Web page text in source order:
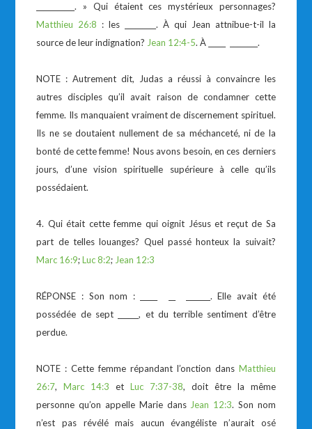
___________. » Qui étaient ces mystérieux personnages?
Matthieu 26:8 : les _________. À qui Jean attnibue-t-il la
source de leur indignation? Jean 12:4-5. À _____ ________.
NOTE : Autrement dit, Judas a réussi à convaincre les
autres disciples qu’il avait raison de condamner cette
femme. Ils manquaient vraiment de discernement spirituel.
Ils ne se doutaient nullement de sa méchanceté, ni de la
bonté de cette femme! Nous avons besoin, en ces derniers
jours, d’une vision spirituelle supérieure à celle qu’ils
possédaient.
4. Qui était cette femme qui oignit Jésus et reçut de Sa
part de telles louanges? Quel passé honteux la suivait?
Marc 16:9;Luc 8:2; Jean 12:3
RÉPONSE : Son nom : _____ __ _______. Elle avait été
possédée de sept ______, et du terrible sentiment d’être
perdue.
NOTE : Cette femme répandant l’onction dans Matthieu
26:7,Marc 14:3 etLuc 7:37-38, doit être la même
personne qu’on appelle Marie dans Jean 12:3. Son nom
n’est pas révélé mais aucun évangéliste n’aurait osé